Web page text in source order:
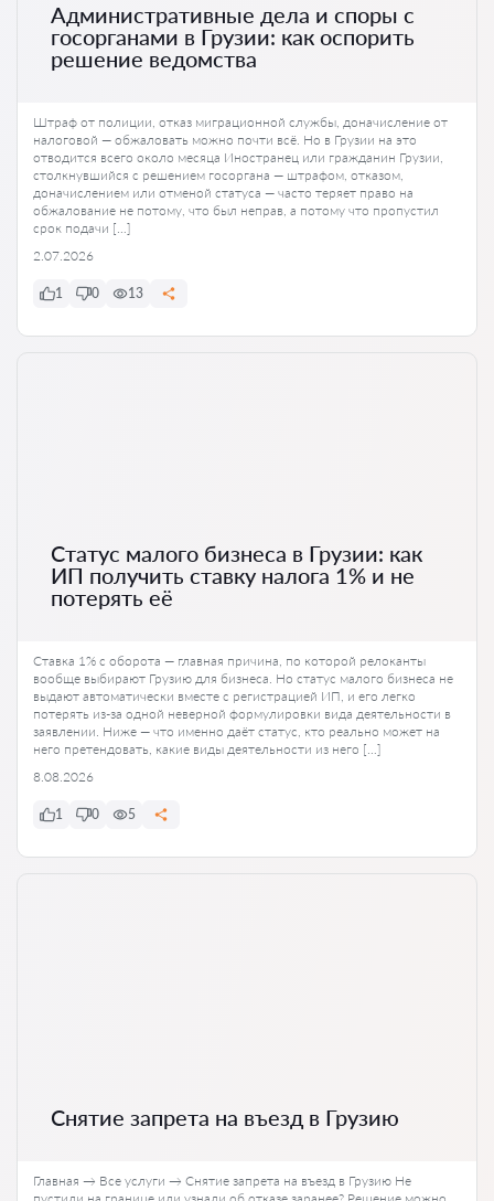
Административные дела и споры с
госорганами в Грузии: как оспорить
решение ведомства
Штраф от полиции, отказ миграционной службы, доначисление от
налоговой — обжаловать можно почти всё. Но в Грузии на это
отводится всего около месяца Иностранец или гражданин Грузии,
столкнувшийся с решением госоргана — штрафом, отказом,
доначислением или отменой статуса — часто теряет право на
обжалование не потому, что был неправ, а потому что пропустил
срок подачи […]
2.07.2026
1 0 13
Статус малого бизнеса в Грузии: как
ИП получить ставку налога 1% и не
потерять её
Ставка 1% с оборота — главная причина, по которой релоканты
вообще выбирают Грузию для бизнеса. Но статус малого бизнеса не
выдают автоматически вместе с регистрацией ИП, и его легко
потерять из-за одной неверной формулировки вида деятельности в
заявлении. Ниже — что именно даёт статус, кто реально может на
него претендовать, какие виды деятельности из него […]
8.08.2026
1 0 5
Снятие запрета на въезд в Грузию
Главная → Все услуги → Снятие запрета на въезд в Грузию Не